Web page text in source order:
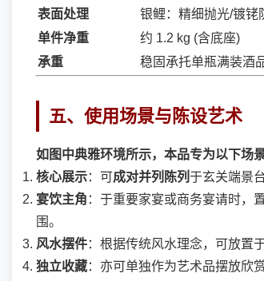
表面处理
银鲤：精细抛光/镀铑
单件净重
约 1.2 kg (含底座)
承重
稳固承托单瓶满装酒
五、使用场景与陈设艺术
如图中典雅环境所示，本品专为以下场景
核心展示：可成对并列陈列 于玄关端景
宴饮主角 ：于重要家宴或商务宴请时，
围。
风水摆件：根据传统风水理念，可放置
独立收藏：亦可单独作为艺术品摆放欣赏